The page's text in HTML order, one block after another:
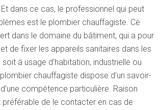
dans ce cas, le professionnel qui peut
est le plombier chauffagiste. Ce
dans le domaine du bâtiment, qui a pour
de fixer les appareils sanitaires dans les
à usage d’habitation, industrielle ou
chauffagiste dispose d’un savoir-
compétence particulière. Raison
préférable de le contacter en cas de